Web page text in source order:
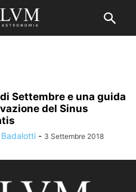
Settembre e una guida
del Sinus
- 3 Settembre 2018